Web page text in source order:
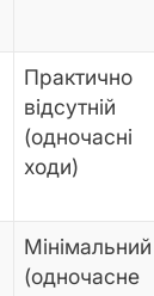
Практично
відсутній
(одночасні
ходи)
Мінімальний
(одночасне